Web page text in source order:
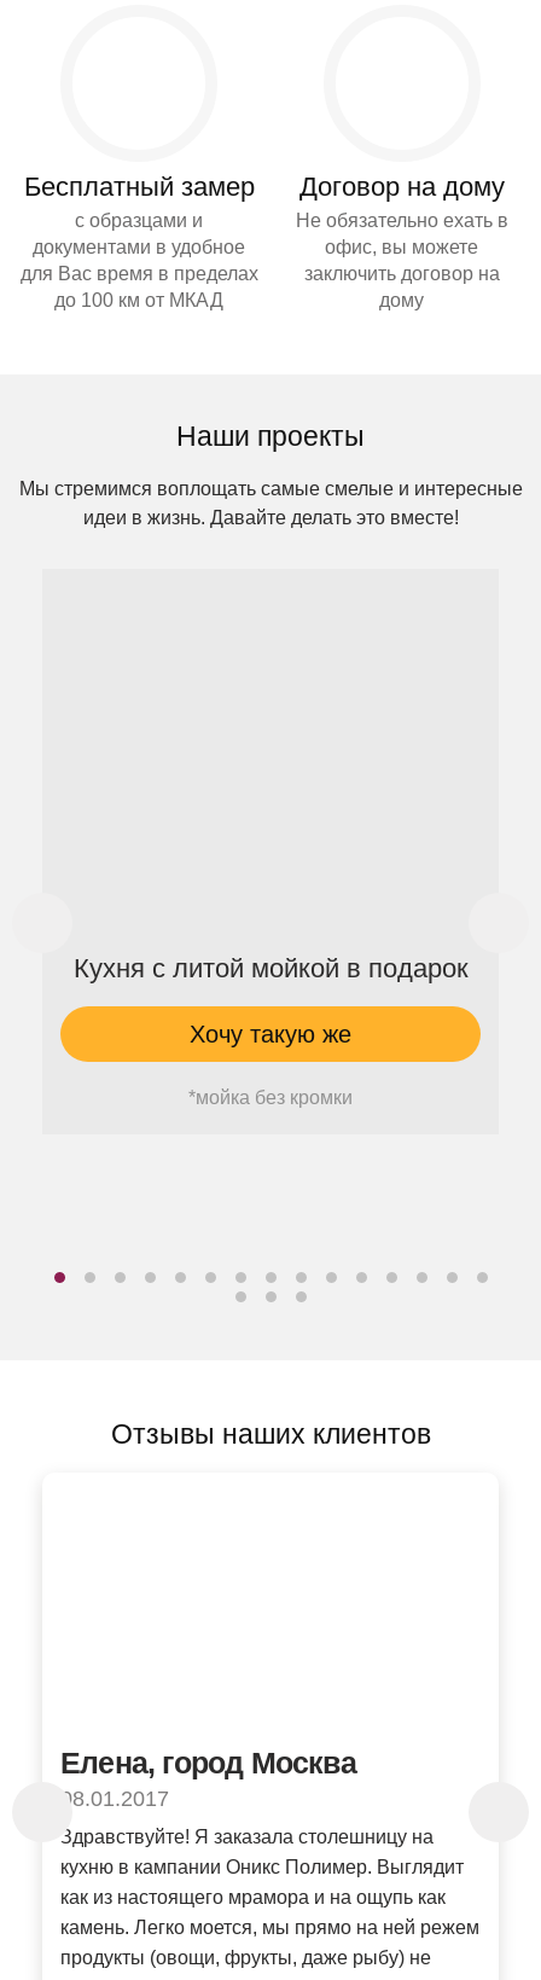
Бесплатный замер
с образцами и
документами в удобное
для Вас время в пределах
до 100 км от МКАД
Договор на дому
Не обязательно ехать в
офис, вы можете
заключить договор на
дому
Наши проекты
Мы стремимся воплощать самые смелые и интересные
идеи в жизнь. Давайте делать это вместе!
Кухня с литой мойкой в подарок
Хочу такую же
*мойка без кромки
Отзывы наших клиентов
Елена, город Москва
08.01.2017
Здравствуйте! Я заказала столешницу на
кухню в кампании Оникс Полимер. Выглядит
как из настоящего мрамора и на ощупь как
камень. Легко моется, мы прямо на ней режем
продукты (овощи, фрукты, даже рыбу) не